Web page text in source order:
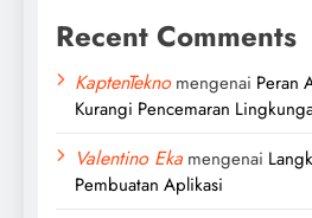
Recent Comments
KaptenTeknomengenai Peran
Kurangi Pencemaran
Valentino Eka mengenai
Pembuatan Aplikasi